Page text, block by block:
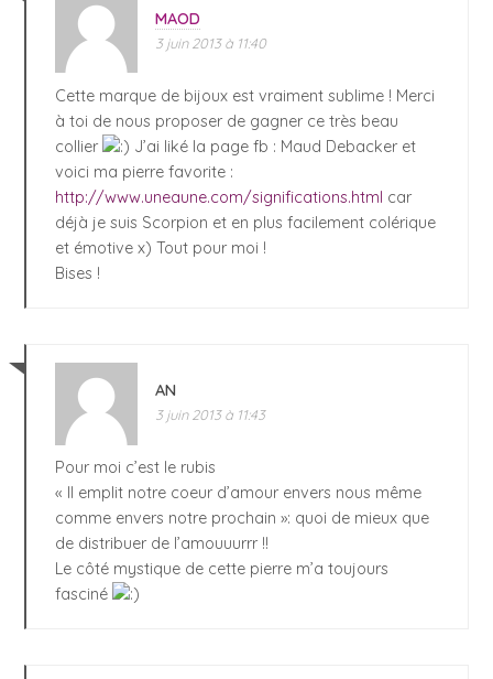
MAOD
3 juin 2013 à 11:40
Cette marque de bijoux est vraiment sublime ! Merci
à toi de nous proposer de gagner ce très beau
collier
J’ai liké la page fb : Maud Debacker et
voici ma pierre favorite :
http://www.uneaune.com/significations.html car
déjà je suis Scorpion et en plus facilement colérique
et émotive x) Tout pour moi !
Bises !
AN
3 juin 2013 à 11:43
Pour moi c’est le rubis
« Il emplit notre coeur d’amour envers nous même
comme envers notre prochain »: quoi de mieux que
de distribuer de l’amouuurrr !!
Le côté mystique de cette pierre m’a toujours
fasciné